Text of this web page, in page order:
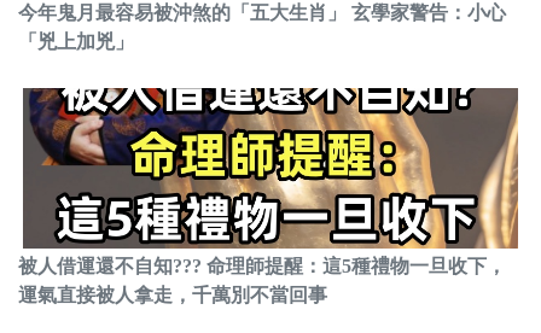
今年鬼月最容易被沖煞的「五大生肖」 玄學家警告：小心
「兇上加兇」
被人借運還不自知??? 命理師提醒：這5種禮物一旦收下，
運氣直接被人拿走，千萬別不當回事